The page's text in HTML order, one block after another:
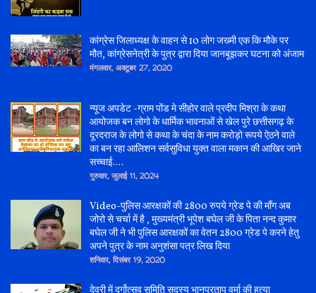
कांग्रेस जिलाध्यक्ष के वाहन से 10 लोग जख्मी एक कि मौके पर
मौत, कांग्रेसनेत्री के पुत्र द्वारा दिया जानबूझकर घटना को अंजाम
मंगलवार, अक्टूबर 27, 2020
न्यूज अपडेट -ग्राम पोंड मे सीहोर वाले प्रदीप मिश्रा के कथा
आयोजक बन लोगो के धार्मिक भावनाओं से खेल पुरे छत्तीसगढ़ के
दूरदराज के लोगो से कथा के चंदा के नाम करोड़ो रूपये ऐठने वाले
का बन रहा आलिशन सर्वसुविधा युक्त वाला मकान की आखिर जाने
सच्चाई....
गुरुवार, जुलाई 11, 2024
Video-पुलिस आरक्षकों की 2800 रुपये ग्रेड पे की माँग अब
जोरो से चर्चा में है , मुख्यमंत्री भूपेश बघेल जी के पिता नन्द कुमार
बघेल जी ने भी पुलिस आरक्षकों का वेतन 2800 ग्रेड पे करने हेतु
अपने पुत्र के नाम अनुशंसा पत्र लिख दिया
शनिवार, दिसंबर 19, 2020